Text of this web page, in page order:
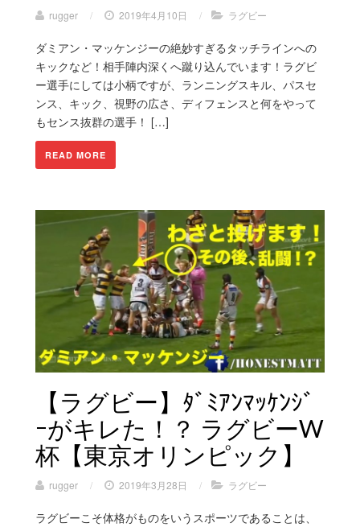
rugger / 2019年4月10日 / ラグビー
ダミアン・マッケンジーの絶妙すぎるタッチラインへの
キックなど！相手陣内深くへ蹴り込んでいます！ラグビ
ー選手にしては小柄ですが、ランニングスキル、パスセ
ンス、キック、視野の広さ、ディフェンスと何をやって
もセンス抜群の選手！ […]
READ MORE
【ラグビー】ﾀﾞﾐｱﾝﾏｯｹﾝｼﾞ
ｰがキレた！？ ラグビーW
杯【東京オリンピック】
rugger / 2019年3月28日 / ラグビー
ラグビーこそ体格がものをいうスポーツであることは、